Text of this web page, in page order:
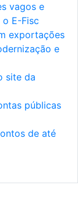
vagos e
E-Fisc
exportações
e
site da
públicas
de até